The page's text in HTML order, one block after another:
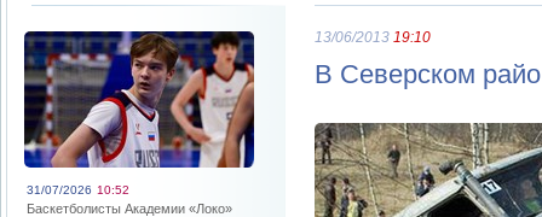
31/07/2026 10:52
Баскетболисты Академии «Локо»
13/06/2013 19:10
В Северском